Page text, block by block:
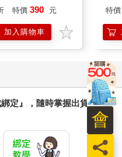
特價 390 元
加入購物車
特價
定』，隨時掌握出貨動
員
會